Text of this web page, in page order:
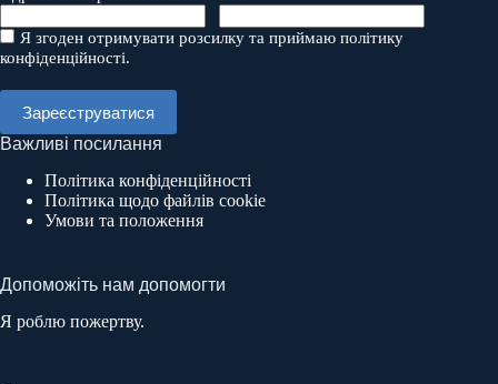
Я згоден отримувати розсилку та приймаю політику
конфіденційності.
Важливі посилання
Політика конфіденційності
Політика щодо файлів cookie
Умови та положення
Допоможіть нам допомогти
Я роблю пожертву.